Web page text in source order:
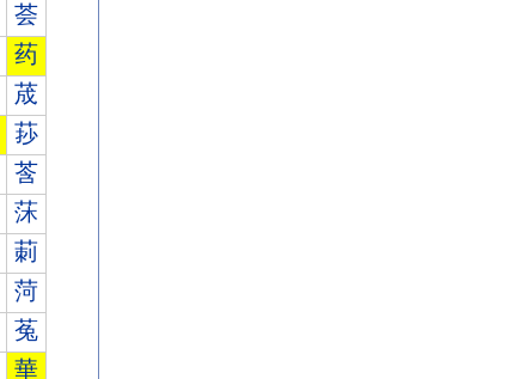
荟
药
荿
莏
莟
莯
莿
菏
菟
華